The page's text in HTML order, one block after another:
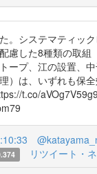
。システマティック
慮した8種類の取組
ープ、江の設置、
）は、いずれも保
t.co/aVOg7V59g9
リツイート・